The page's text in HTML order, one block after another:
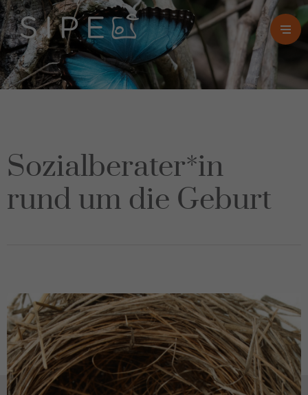
Sozialberater*in
rund um die Geburt